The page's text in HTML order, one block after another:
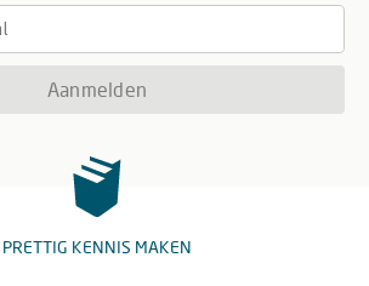
Aanmelden
PRETTIG KENNIS MAKEN